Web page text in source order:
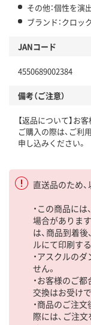
その他：個性を
ブランド：クロッ
JANコード
4550689002384
備考（ご注意）
【返品について】お
ご購入の際は、ご利
申し込みください。
直送品のため
・この商品に
場合がありま
は、商品到着
ルにて印刷す
・アスクルの
せん。
・お客様のご
交換はお受け
・商品のご注
際には、ご注